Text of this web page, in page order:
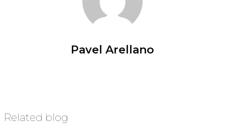
Pavel Arellano
Related blog